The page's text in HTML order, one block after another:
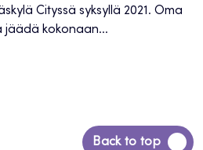
Cityssä syksyllä 2021. Oma
jäädä kokonaan...
Back to top
Siirry